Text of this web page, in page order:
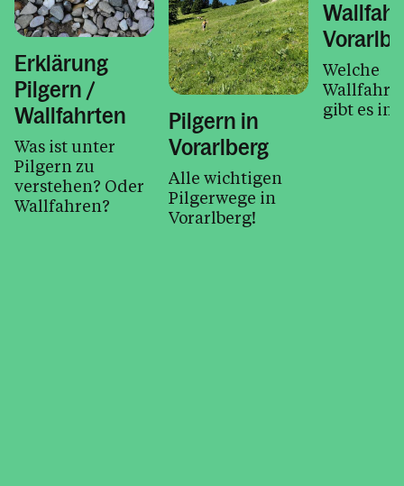
Erklärung
Pilgern /
Wallfahrten
Was ist unter
Pilgern zu
verstehen? Oder
Wallfahren?
Pilgern in
Vorarlberg
Alle wichtigen
Pilgerwege in
Vorarlberg!
Welche
gibt es im